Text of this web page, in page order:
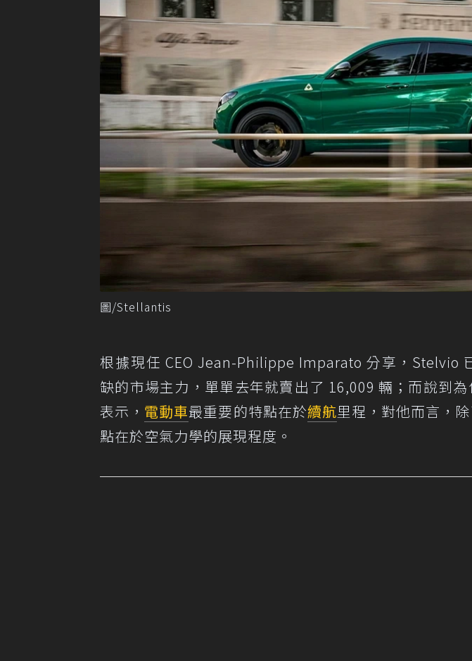
圖/Stellantis
根據現任 CEO Jean-Philippe Imparato 分享，Stelvio
缺的市場主力，單單去年就賣出了 16,009 輛；而說到
表示， 電動車最重要的特點在於續航里程，對他而言，
點在於空氣力學的展現程度。